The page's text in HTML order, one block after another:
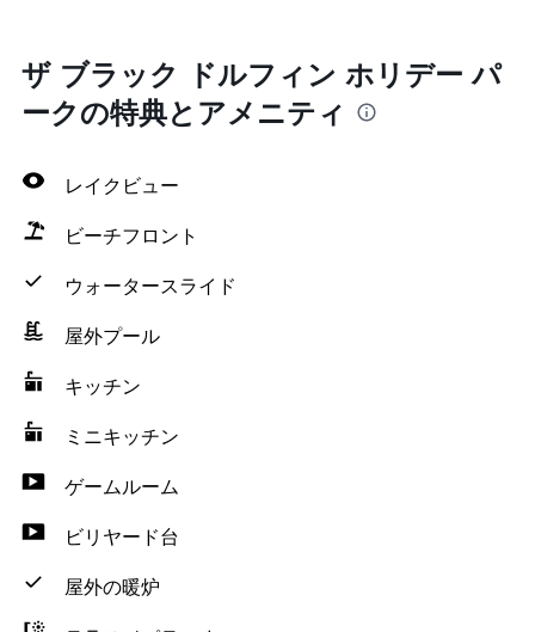
ザ ブラック ドルフィン ホリデー パ
ークの特典とアメニティ
レイクビュー
ビーチフロント
ウォータースライド
屋外プール
キッチン
ミニキッチン
ゲームルーム
ビリヤード台
屋外の暖炉